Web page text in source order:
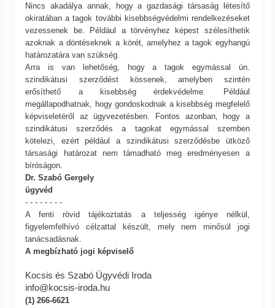
Nincs akadálya annak, hogy a gazdasági társaság létesítő
okiratában a tagok további kisebbségvédelmi rendelkezéseket
vezessenek be. Például a törvényhez képest szélesíthetik
azoknak a döntéseknek a körét, amelyhez a tagok egyhangú
határozatára van szükség.
Arra is van lehetőség, hogy a tagok egymással ún.
szindikátusi szerződést kössenek, amelyben szintén
erősíthető a kisebbség érdekvédelme. Például
megállapodhatnak, hogy gondoskodnak a kisebbség megfelelő
képviseletéről az ügyvezetésben. Fontos azonban, hogy a
szindikátusi szerződés a tagokat egymással szemben
kötelezi, ezért például a szindikátusi szerződésbe ütköző
társasági határozat nem támadható meg eredményesen a
bíróságon.
Dr. Szabó Gergely
ügyvéd
- - - - - - - -
A fenti rövid tájékoztatás a teljesség igénye nélkül,
figyelemfelhívó célzattal készült, mely nem minősül jogi
tanácsadásnak.
A megbízható jogi képviselő
Kocsis és Szabó Ügyvédi Iroda
info@kocsis-iroda.hu
(1) 266-6621